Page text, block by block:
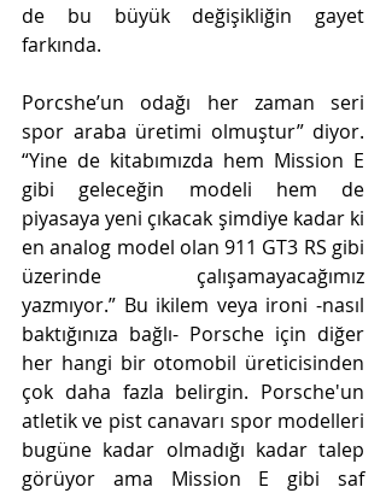
de bu büyük değişikliğin gayet
farkında.
Porcshe’un odağı her zaman seri
spor araba üretimi olmuştur” diyor.
“Yine de kitabımızda hem Mission E
gibi geleceğin modeli hem de
piyasaya yeni çıkacak şimdiye kadar ki
en analog model olan 911 GT3 RS gibi
üzerinde çalışamayacağımız
yazmıyor.” Bu ikilem veya ironi -nasıl
baktığınıza bağlı- Porsche için diğer
her hangi bir otomobil üreticisinden
çok daha fazla belirgin. Porsche'un
atletik ve pist canavarı spor modelleri
bugüne kadar olmadığı kadar talep
görüyor ama Mission E gibi saf